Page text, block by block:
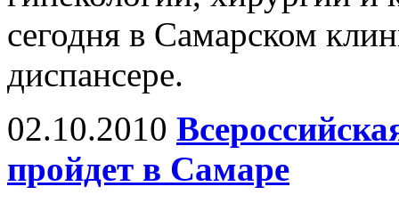
сегодня в Самарском
диспансере.
02.10.2010
пройдет в Самаре